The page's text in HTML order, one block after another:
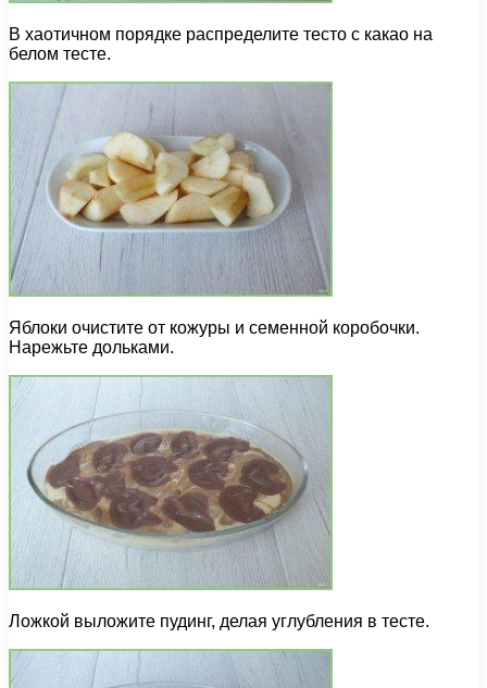
В хаотичном порядке распределите тесто с какао на
белом тесте.
Яблоки очистите от кожуры и семенной коробочки.
Нарежьте дольками.
Ложкой выложите пудинг, делая углубления в тесте.